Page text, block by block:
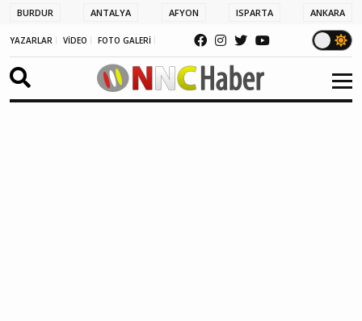
BURDUR ANTALYA AFYON ISPARTA ANKARA
YAZARLAR VİDEO FOTO GALERİ